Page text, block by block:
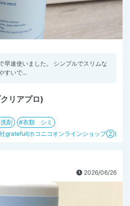
早速使いました。 シンプルでスリムな
すいで...
リアプロ)
剤
衣類 シミ
grateful(ホコニコオンラインショップ②)
2026/06/26